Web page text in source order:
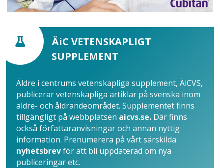
ÄiC VETENSKAPLIGT
SUPPLEMENT
Äldre i centrums vetenskapliga supplement, ÄiCVS,
publicerar vetenskapliga artiklar på svenska inom
äldre- och åldrandeområdet. Supplementet finns
tillgängligt på webbplatsen aicvs.se. Där finns
också författaranvisningar och annan nyttig
information. Prenumerera på vårt särskilda
nyhetsbrevför att bli uppdaterad om nya
publiceringar etc.